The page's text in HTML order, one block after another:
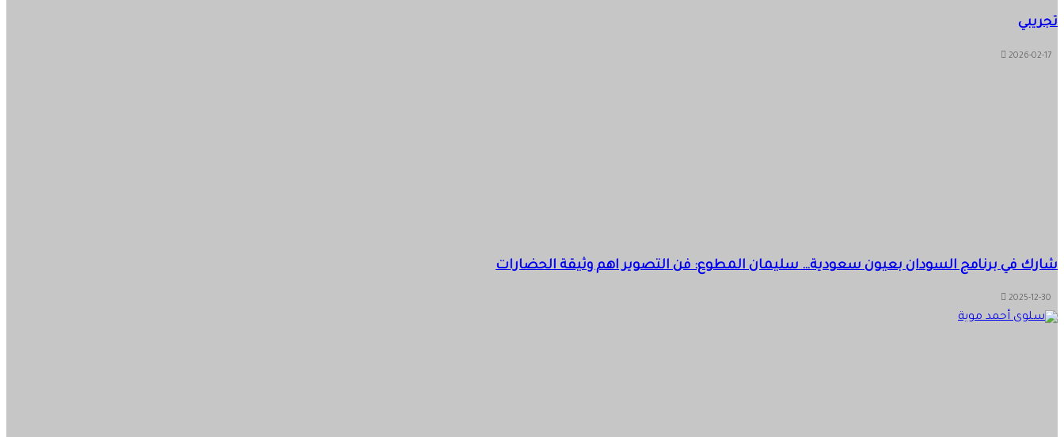
تجريبي
2026-02-17
شارك في برنامج السودان بعيون سعودية… سليمان المطوع: فن التصوير اهم وثيقة الحضارات
2025-12-30